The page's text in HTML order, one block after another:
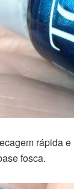
rápida
fosca.